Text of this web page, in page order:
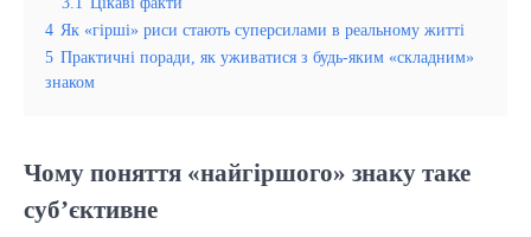
4 Як «гірші» риси стають суперсилами в реальному житті
5 Практичні поради, як уживатися з будь-яким «складним»
знаком
Чому поняття «найгіршого» знаку таке
суб’єктивне